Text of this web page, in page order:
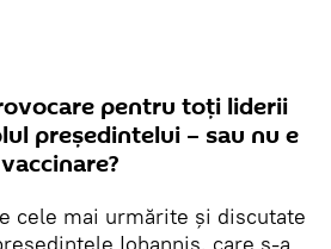
pentru toți liderii
președintelui – sau nu e
cele mai urmărite și discutate